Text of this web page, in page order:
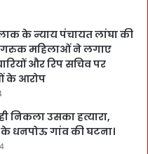
के न्याय पंचायत लांघा की
महिलाओं ने लगाए
और रिप सचिव पर
के आरोप
निकला उसका हत्यारा,
धनपोऊ गांव की घटना।